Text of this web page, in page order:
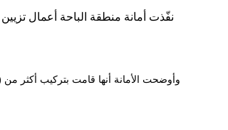
نفّذت أمانة منطقة الباحة أعمال